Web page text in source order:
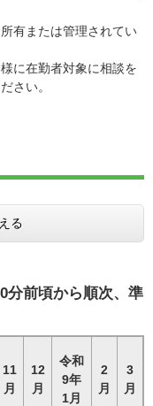
有または管理されてい
に在勤者対象に相談を
さい。
る
頃から順次、準
11
月
12
月
令和
9年
1月
2
月
3
月